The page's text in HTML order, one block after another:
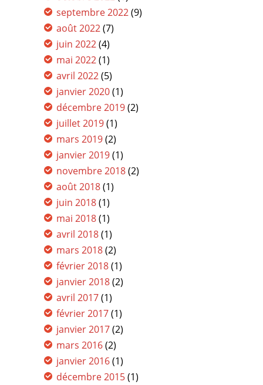
septembre 2022(9)
août 2022(7)
juin 2022(4)
mai 2022(1)
avril 2022(5)
janvier 2020(1)
décembre 2019(2)
juillet 2019(1)
mars 2019(2)
janvier 2019(1)
novembre 2018(2)
août 2018(1)
juin 2018(1)
mai 2018(1)
avril 2018(1)
mars 2018(2)
février 2018(1)
janvier 2018(2)
avril 2017(1)
février 2017(1)
janvier 2017(2)
mars 2016(2)
janvier 2016(1)
décembre 2015(1)